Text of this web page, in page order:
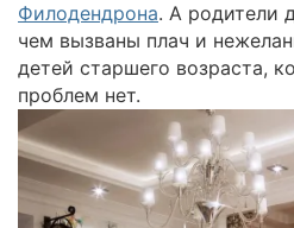
Филодендрона. А родители
чем вызваны плач и
детей старшего возраста,
проблем нет.